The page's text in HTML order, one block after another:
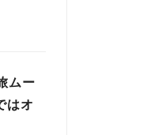
ムー
はオ